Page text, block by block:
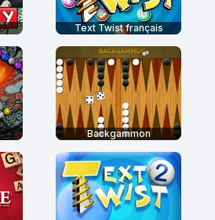
Text Twist français
Backgammon